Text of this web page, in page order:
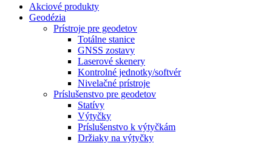
Akciové produkty
Geodézia
Prístroje pre geodetov
Totálne stanice
GNSS zostavy
Laserové skenery
Kontrolné jednotky/softvér
Nivelačné prístroje
Príslušenstvo pre geodetov
Statívy
Výtyčky
Príslušenstvo k výtyčkám
Držiaky na výtyčky